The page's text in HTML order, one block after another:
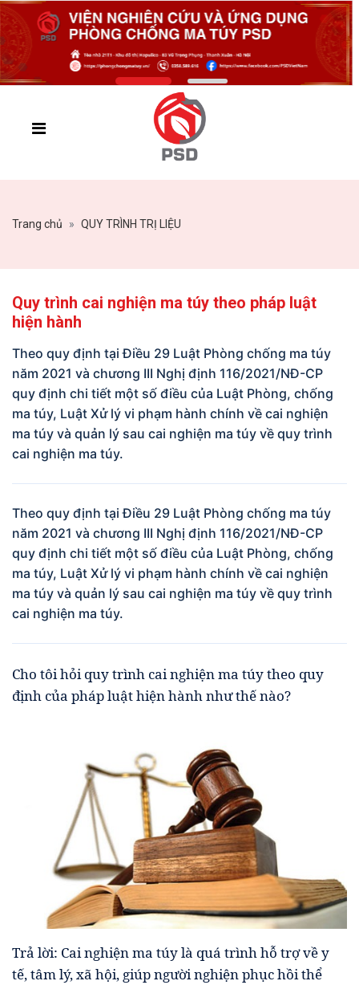
Trang chủ QUY TRÌNH TRỊ LIỆU
Quy trình cai nghiện ma túy theo pháp luật
hiện hành
Theo quy định tại Điều 29 Luật Phòng chống ma túy
năm 2021 và chương III Nghị định 116/2021/NĐ-CP
quy định chi tiết một số điều của Luật Phòng, chống
ma túy, Luật Xử lý vi phạm hành chính về cai nghiện
ma túy và quản lý sau cai nghiện ma túy về quy trình
cai nghiện ma túy.
Theo quy định tại Điều 29 Luật Phòng chống ma túy
năm 2021 và chương III Nghị định 116/2021/NĐ-CP
quy định chi tiết một số điều của Luật Phòng, chống
ma túy, Luật Xử lý vi phạm hành chính về cai nghiện
ma túy và quản lý sau cai nghiện ma túy về quy trình
cai nghiện ma túy.
Cho tôi hỏi quy trình cai nghiện ma túy theo quy
định của pháp luật hiện hành như thế nào?
Trả lời: Cai nghiện ma túy là quá trình hỗ trợ về y
tế, tâm lý, xã hội, giúp người nghiện phục hồi thể